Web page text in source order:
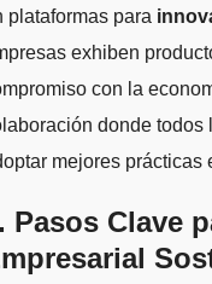
plataformas para
exhiben
con la
donde todos
mejores prácticas
Pasos Clave